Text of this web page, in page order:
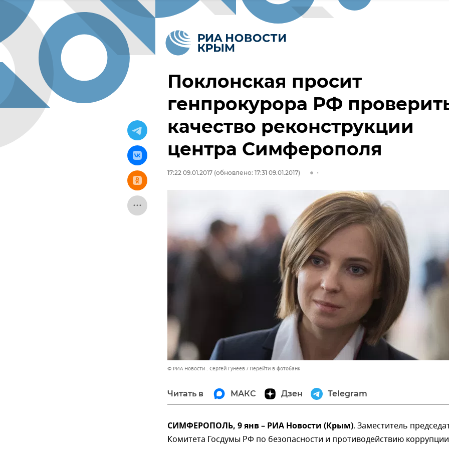
Поклонская просит
генпрокурора РФ
качество реконструкции
центра Симферополя
17:22 09.01.2017 (обновлено: 17:31 09.01.2017)
© РИА Новости . Сергей Гунеев Перейти в фотобанк
Читать в МАКС Дзен Telegram
СИМФЕРОПОЛЬ, 9 янв – РИА Новости (Крым). Заместитель
Комитета Госдумы РФ по безопасности и противодействию коррупции